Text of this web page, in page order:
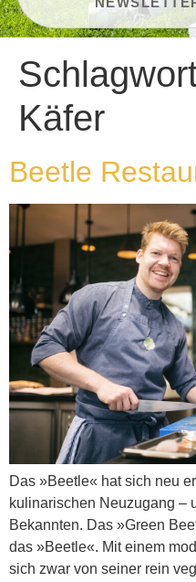
Käfer
Beetle
Das »Beetle« hat sich neu
kulinarischen Neuzugang –
Bekannten. Das »Green
das »Beetle«. Mit einem
sich zwar von seiner rein